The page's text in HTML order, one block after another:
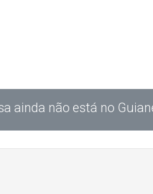
ainda não está no